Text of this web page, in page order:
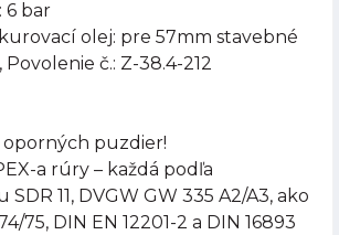
6 bar
olej: pre 57mm stavebné
č.: Z-38.4-212
oporných puzdier!
a rúry – každá podľa
11, DVGW GW 335 A2/A3, ako
75, DIN EN 12201-2 a DIN 16893